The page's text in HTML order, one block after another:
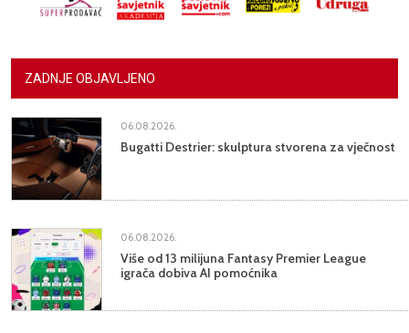
ZADNJE OBJAVLJENO
06.08.2026.
Bugatti Destrier: skulptura stvorena za vječnost
06.08.2026.
Više od 13 milijuna Fantasy Premier League
igrača dobiva AI pomoćnika